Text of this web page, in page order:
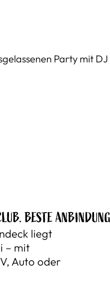
Party mit
BESTE
liegt
– mit
Auto oder